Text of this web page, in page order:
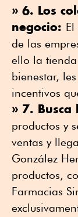
» 6. Los
negocio:
de las
ello la
bienestar,
incentivos
» 7.
productos y
ventas y
González
productos,
Farmacias